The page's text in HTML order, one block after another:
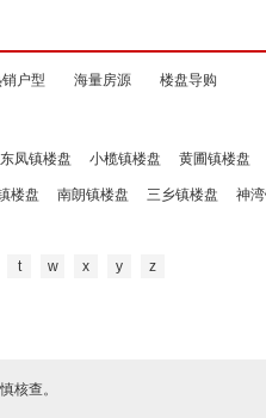
户型 海量房源 楼盘导购
东凤镇楼盘 小榄镇楼盘 黄圃镇楼盘
楼盘 南朗镇楼盘 三乡镇楼盘 神
t w x y z
核查。